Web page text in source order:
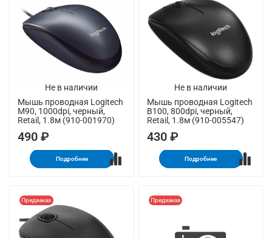
Не в наличии
Мышь проводная Logitech
M90, 1000dpi, черный,
Retail, 1.8м (910-001970)
490 ₽
Подробнее
Не в наличии
Мышь проводная Logitech
B100, 800dpi, черный,
Retail, 1.8м (910-005547)
430 ₽
Подробнее
Предзаказ Предзаказ